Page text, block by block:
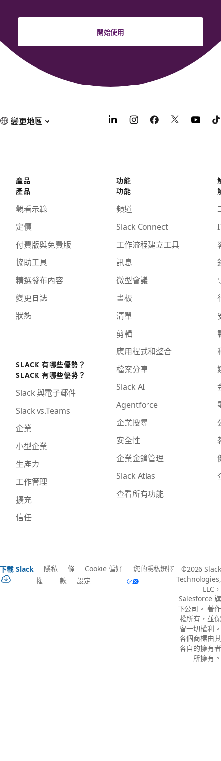
開始使用
變更地區
產品
產品
觀看示範
定價
付費版與免費版
協助工具
精選發布內容
變更日誌
狀態
SLACK 有哪些優勢？
SLACK 有哪些優勢？
Slack 與電子郵件
Slack vs.Teams
企業
小型企業
生產力
工作管理
擴充
信任
功能
功能
頻道
Slack Connect
工作流程建立工具
訊息
微型會議
畫板
清單
剪輯
應用程式和整合
檔案分享
Slack AI
Agentforce
企業搜尋
安全性
企業金鑰管理
Slack Atlas
查看所有功能
下載 Slack
隱私
權
條
款
Cookie 偏好
設定
您的隱私選擇
©2026 Slack
Technologies,
LLC，
Salesforce 旗
下公司。 著作
權所有，並保
留一切權利。
各個商標由其
各自的擁有者
所擁有。